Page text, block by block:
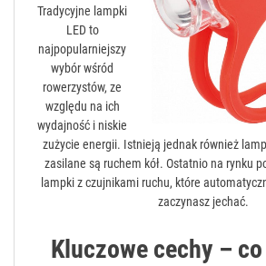
Tradycyjne lampki
LED to
najpopularniejszy
wybór wśród
rowerzystów, ze
względu na ich
wydajność i niskie
zużycie energii. Istnieją jednak również
zasilane są ruchem kół. Ostatnio na rynku
lampki z czujnikami ruchu, które
zaczynasz jechać.
Kluczowe cechy –